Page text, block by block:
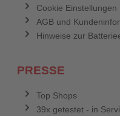
Cookie Einstellungen
AGB und
Hinweise zur
PRESSE
Top Shops
39x getestet - in